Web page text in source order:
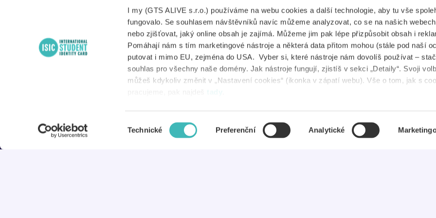
I my (GTS ALIVE s.r.o.) používáme na webu cookies a další technologie, aby tu vše
fungovalo. Se souhlasem návštěvníků navíc můžeme analyzovat, co se na našich
nebo zjišťovat, jaký online obsah je zajímá. Můžeme jim pak lépe přizpůsobit obsah i
Pomáhají nám s tím marketingové nástroje a některá data přitom mohou (stále pod naší
putovat i mimo EU, zejména do USA. Vyber si, které nástroje nám dovolíš používat –
souhlas pro všechny naše domény. Jak nástroje fungují, zjistíš v sekci „Detaily“. Svoji
můžeš kdykoliv změnit v „Nastavení cookies“ (ikonka v zápatí webu). Vše o tom, jak s
souhlasu
Technické Preferenční Analytické
Student Jobs
FAQ
Novinky
Duševní zdraví
Průkaz AliveID
© 2026 ISIC